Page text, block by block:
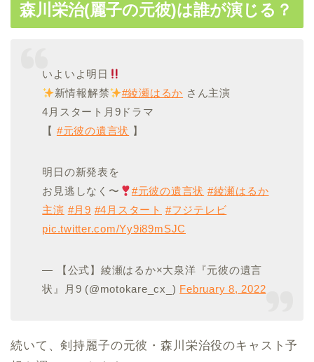
森川栄治(麗子の元彼)は誰が演じる？
いよいよ明日
新情報解禁
#綾瀬はるか さん主演
4月スタート月9ドラマ
【 #元彼の遺言状 】
明日の新発表を
お見逃しなく〜
#元彼の遺言状 #綾瀬はるか
主演 #月9 #4月スタート #フジテレビ
pic.twitter.com/Yy9i89mSJC
— 【公式】綾瀬はるか×大泉洋『元彼の遺言
状』月9 (@motokare_cx_) February 8, 2022
続いて、剣持麗子の元彼・森川栄治役のキャスト予